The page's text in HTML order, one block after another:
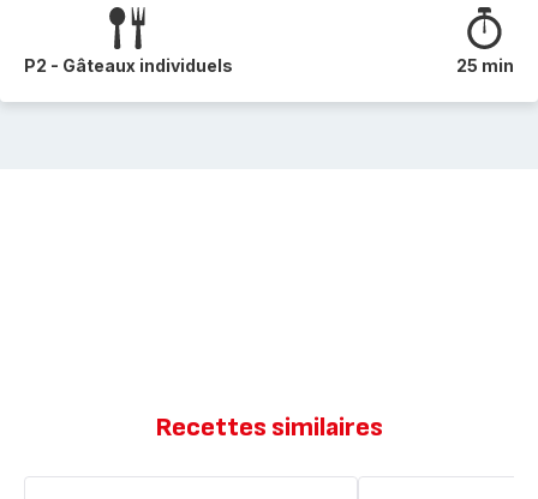
P2 - Gâteaux individuels 25 min
Recettes similaires